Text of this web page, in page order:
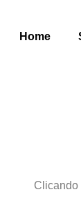
Home
Clicando